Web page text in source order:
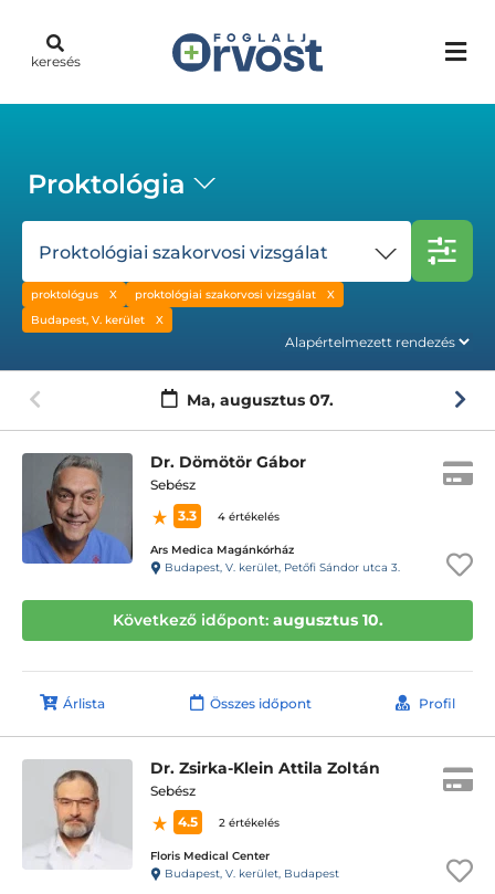
keresés
Proktológia
Proktológiai szakorvosi vizsgálat
proktológus
proktológiai szakorvosi vizsgálat
Budapest, V. kerület
Ma, augusztus 07.
Dr. Dömötör Gábor
Sebész
3.3
4 értékelés
Ars Medica Magánkórház
Budapest, V. kerület, Petőfi Sándor utca 3.
Következő időpont: augusztus 10.
Árlista Összes időpont Profil
Dr. Zsirka-Klein Attila Zoltán
Sebész
4.5
2 értékelés
Floris Medical Center
Budapest, V. kerület, Budapest